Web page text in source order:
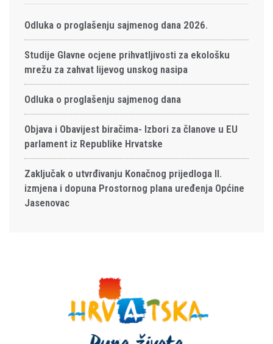
Odluka o proglašenju sajmenog dana 2026.
Studije Glavne ocjene prihvatljivosti za ekološku
mrežu za zahvat lijevog unskog nasipa
Odluka o proglašenju sajmenog dana
Objava i Obavijest biračima- Izbori za članove u EU
parlament iz Republike Hrvatske
Zaključak o utvrđivanju Konačnog prijedloga II.
izmjena i dopuna Prostornog plana uređenja Općine
Jasenovac